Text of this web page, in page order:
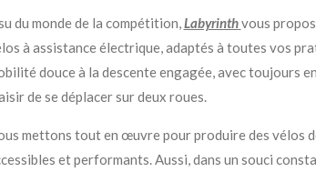
du monde de la compétition,Labyrinthvous
à assistance électrique, adaptés à toutes vos
douce à la descente engagée, avec toujours
de se déplacer sur deux roues.
mettons tout en œuvre pour produire des vélos
et performants. Aussi, dans un souci